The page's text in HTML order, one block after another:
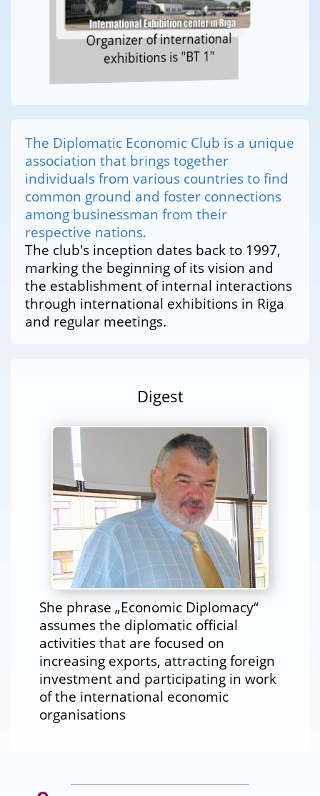
Organizer of international
exhibitions is "BT 1"
The Diplomatic Economic Club is a unique
association that brings together
individuals from various countries to find
common ground and foster connections
among businessman from their
respective nations.
The club's inception dates back to 1997,
marking the beginning of its vision and
the establishment of internal interactions
through international exhibitions in Riga
and regular meetings.
Digest
She phrase „Economic Diplomacy“
assumes the diplomatic official
activities that are focused on
increasing exports, attracting foreign
investment and participating in work
of the international economic
organisations